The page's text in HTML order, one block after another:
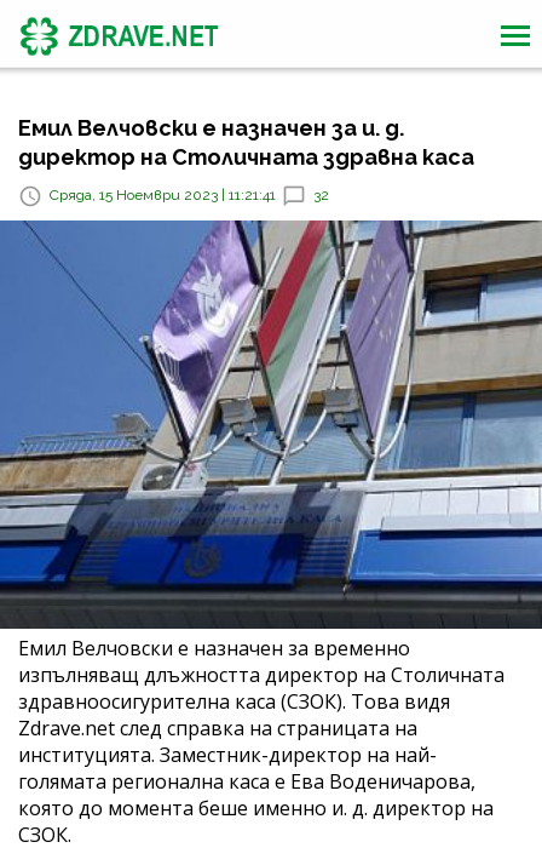
Емил Велчовски е назначен за и. д.
директор на Столичната здравна каса
Сряда, 15 Ноември 2023 | 11:21:41 32
Емил Велчовски е назначен за временно
изпълняващ длъжността директор на Столичната
здравноосигурителна каса (СЗОК). Това видя
Zdrave.net след справка на страницата на
институцията. Заместник-директор на най-
голямата регионална каса е Ева Воденичарова,
която до момента беше именно и. д. директор на
СЗОК.